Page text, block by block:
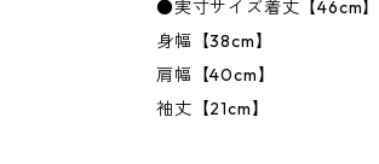
●実寸サイズ着丈【46cm】
身幅【38cm】
肩幅【40cm】
袖丈【21cm】